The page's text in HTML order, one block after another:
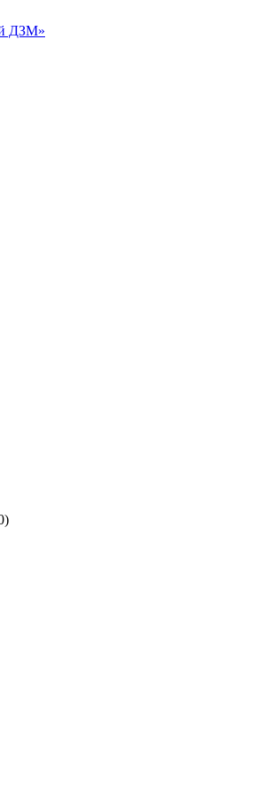
ДЗМ»